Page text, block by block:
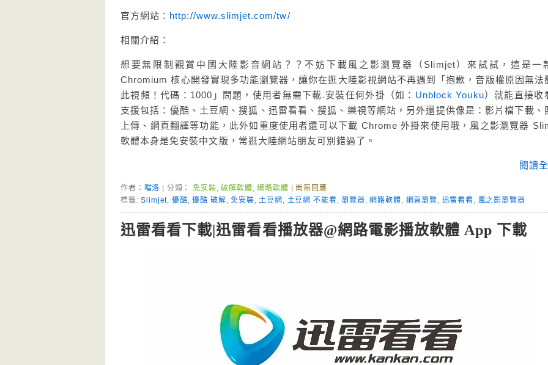
官方網站： http://www.slimjet.com/tw/
相關介紹：
想要無限制觀賞中國大陸影音網站？？不妨下載風之影瀏覽器（Slimjet）來試試，這是一
Chromium 核心開發實現多功能瀏覽器，讓你在逛大陸影視網站不再遇到「抱歉，音版權原因無法
此視頻！代碼：1000」問題，使用者無需下載.安裝任何外掛（如： Unblock Youku）就能直接收
支援包括：優酷、土豆網、搜狐、迅雷看看、搜狐、樂視等網站，另外還提供像是：影片檔下載、
上傳、網頁翻譯等功能，此外如重度使用者還可以下載 Chrome 外掛來使用哦，風之影瀏覽器
軟體本身是免安裝中文版，常逛大陸網站朋友可別錯過了。
閱讀
作者： 噹洛 | 分類：免安裝,破解軟體,網路軟體
尚無回應
標籤:Slimjet, 優酷,優酷 破解,免安裝,土豆網 , 土豆網 不能看,瀏覽器,網路軟體, 網頁瀏覽, 迅雷看看, 風之影瀏覽器
迅雷看看下載|迅雷看看播放器@網路電影播放軟體 App 下載